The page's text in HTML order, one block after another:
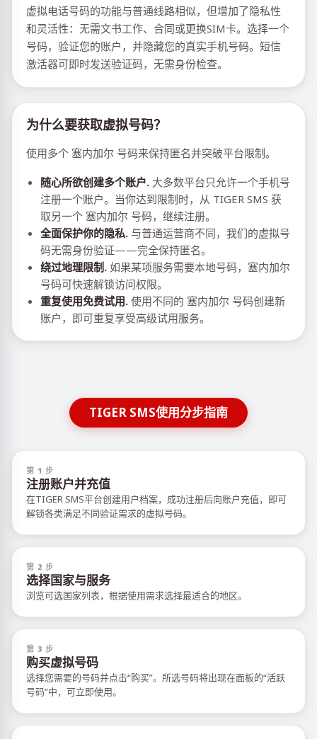
虚拟电话号码的功能与普通线路相似，但增加了隐私性
和灵活性：无需文书工作、合同或更换SIM卡。选择一个
号码，验证您的账户，并隐藏您的真实手机号码。短信
激活器可即时发送验证码，无需身份检查。
为什么要获取虚拟号码？
使用多个 塞内加尔 号码来保持匿名并突破平台限制。
随心所欲创建多个账户. 大多数平台只允许一个手机号
注册一个账户。当你达到限制时，从 TIGER SMS 获
取另一个 塞内加尔 号码，继续注册。
全面保护你的隐私. 与普通运营商不同，我们的虚拟号
码无需身份验证——完全保持匿名。
绕过地理限制. 如果某项服务需要本地号码，塞内加尔
号码可快速解锁访问权限。
重复使用免费试用. 使用不同的 塞内加尔 号码创建新
账户，即可重复享受高级试用服务。
TIGER SMS使用分步指南
第 1 步
注册账户并充值
在TIGER SMS平台创建用户档案，成功注册后向账户充值，即可
解锁各类满足不同验证需求的虚拟号码。
第 2 步
选择国家与服务
浏览可选国家列表，根据使用需求选择最适合的地区。
第 3 步
购买虚拟号码
选择您需要的号码并点击“购买”。所选号码将出现在面板的“活跃
号码”中，可立即使用。